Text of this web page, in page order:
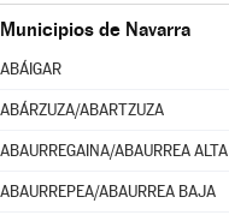
Municipios de Navarra
ABÁIGAR
ABÁRZUZA/ABARTZUZA
ABAURREGAINA/ABAURREA ALTA
ABAURREPEA/ABAURREA BAJA